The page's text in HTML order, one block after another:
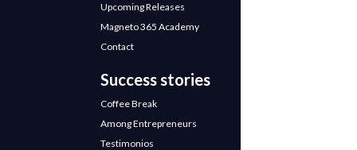
Upcoming Releases
Magneto 365 Academy
Contact
Success stories
Coffee Break
Among Entrepreneurs
Testimonios